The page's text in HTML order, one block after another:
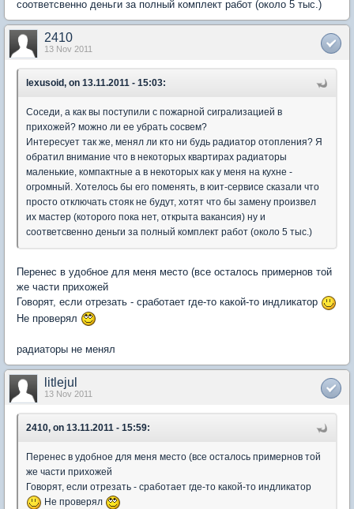
соответсвенно деньги за полный комплект работ (около 5 тыс.)
2410
13 Nov 2011
lexusoid, on 13.11.2011 - 15:03:
Соседи, а как вы поступили с пожарной сигрализацией в
прихожей? можно ли ее убрать сосвем?
Интересует так же, менял ли кто ни будь радиатор отопления? Я
обратил внимание что в некоторых квартирах радиаторы
маленькие, компактные а в некоторых как у меня на кухне -
огромный. Хотелось бы его поменять, в юит-сервисе сказали что
просто отключать стояк не будут, хотят что бы замену произвел
их мастер (которого пока нет, открыта вакансия) ну и
соответсвенно деньги за полный комплект работ (около 5 тыс.)
Перенес в удобное для меня место (все осталось примернов той
же части прихожей
Говорят, если отрезать - сработает где-то какой-то индликатор
Не проверял
радиаторы не менял
litlejul
13 Nov 2011
2410, on 13.11.2011 - 15:59:
Перенес в удобное для меня место (все осталось примернов той
же части прихожей
Говорят, если отрезать - сработает где-то какой-то индликатор
Не проверял